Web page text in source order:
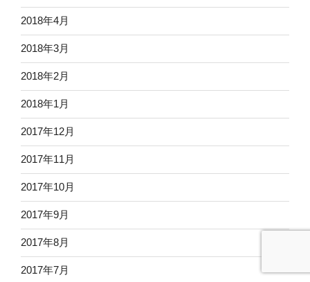
2018年4月
2018年3月
2018年2月
2018年1月
2017年12月
2017年11月
2017年10月
2017年9月
2017年8月
2017年7月